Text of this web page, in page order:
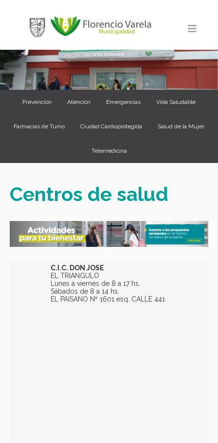
Prevención Atención Emergencias Vida Saludable
Farmacias de Turno Ciudad Cardioprotegida Salud de la Mujer
Telemedicina
Centros de salud
C.I.C. DON JOSE
EL TRIANGULO
Lunes a viernes de 8 a 17 hs.
Sábados de 8 a 14 hs.
EL PAISANO Nº 1601 esq. CALLE 441